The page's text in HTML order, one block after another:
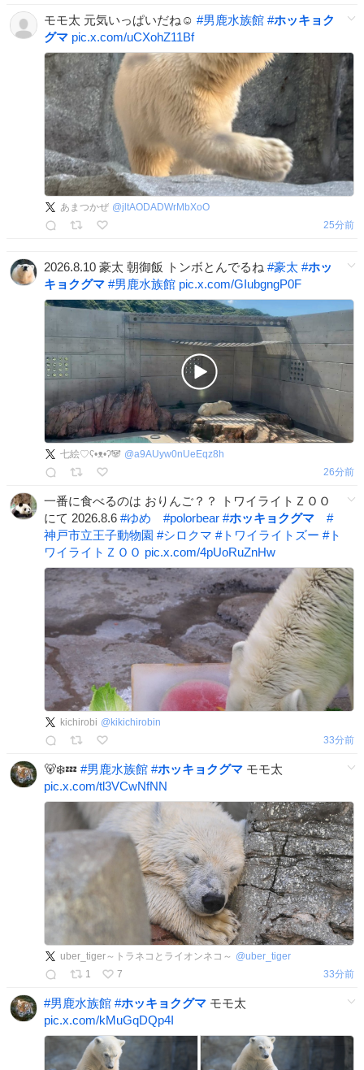
モモ太 元気いっぱいだね☺️ #男鹿水族館 #ホッキョク
グマ pic.x.com/uCXohZ11Bf
あまつかぜ @jltAODADWrMbXoO
25分前
2026.8.10 豪太 朝御飯 トンボとんでるね #豪太 #ホッ
キョクグマ #男鹿水族館 pic.x.com/GIubgngP0F
七絵♡ʕ•ᴥ•ʔ🐼 @a9AUyw0nUeEqz8h
26分前
一番に食べるのは おりんご？？ トワイライトＺＯＯ
にて 2026.8.6 #ゆめ #polorbear #ホッキョクグマ
#
神戸市立王子動物園 #シロクマ #トワイライトズー #ト
ワイライトＺＯＯ pic.x.com/4pUoRuZnHw
kichirobi @ kikichirobin
33分前
🐻‍❄️💤 #男鹿水族館 #ホッキョクグマ モモ太
pic.x.com/tl3VCwNfNN
uber_tiger～トラネコとライオンネコ～ @uber_tiger
1
7 33分前
#男鹿水族館 #ホッキョクグマ モモ太
pic.x.com/kMuGqDQp4I